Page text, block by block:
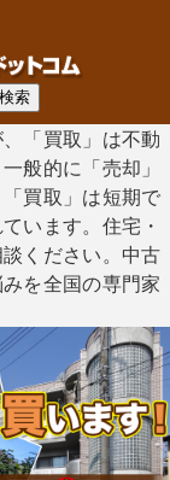
「買取」は不動
般的に「売却」
買取」は短期で
います。住宅・
ください。中古
を全国の専門家